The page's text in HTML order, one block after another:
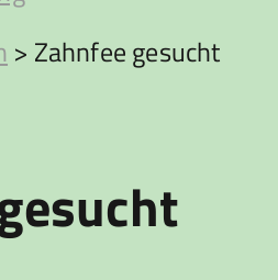
> Zahnfee gesucht